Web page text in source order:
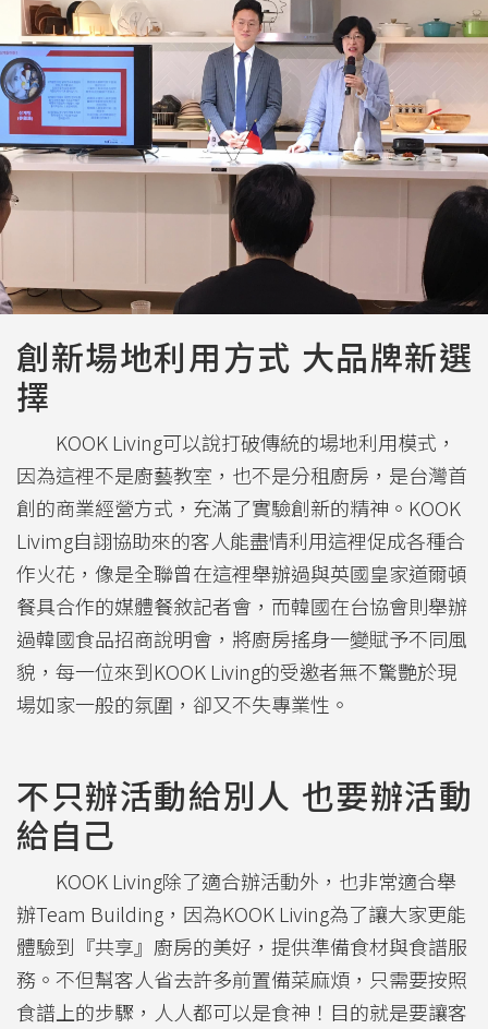
創新場地利用方式 大品牌新選
擇
KOOK Living可以說打破傳統的場地利用模式，
因為這裡不是廚藝教室，也不是分租廚房，是台灣首
創的商業經營方式，充滿了實驗創新的精神。KOOK
Livimg自詡協助來的客人能盡情利用這裡促成各種合
作火花，像是全聯曾在這裡舉辦過與英國皇家道爾頓
餐具合作的媒體餐敘記者會，而韓國在台協會則舉辦
過韓國食品招商說明會，將廚房搖身一變賦予不同風
貌，每一位來到KOOK Living的受邀者無不驚艷於現
場如家一般的氛圍，卻又不失專業性。
不只辦活動給別人 也要辦活動
給自己
KOOK Living除了適合辦活動外，也非常適合舉
辦Team Building，因為KOOK Living為了讓大家更能
體驗到『共享』廚房的美好，提供準備食材與食譜服
務。不但幫客人省去許多前置備菜麻煩，只需要按照
食譜上的步驟，人人都可以是食神！目的就是要讓客